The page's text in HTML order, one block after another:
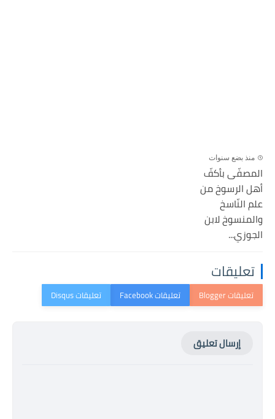
منذ بضع سنوات
المصفّى بأكفّ
أهل الرسوخ من
علم النّاسخ
والمنسوخ لابن
الجوزي...
تعليقات
إرسال تعليق